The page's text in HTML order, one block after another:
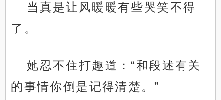
当真是让风暖暖有些哭笑不得
了。
她忍不住打趣道：“和段述有关
的事情你倒是记得清楚。”